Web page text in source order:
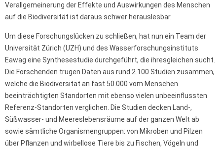
Verallgemeinerung der Effekte und Auswirkungen des Menschen
auf die Biodiversität ist daraus schwer herauslesbar.
Um diese Forschungslücken zu schließen, hat nun ein Team der
Universität Zürich (UZH) und des Wasserforschungsinstituts
Eawag eine Synthesestudie durchgeführt, die ihresgleichen sucht.
Die Forschenden trugen Daten aus rund 2.100 Studien zusammen,
welche die Biodiversität an fast 50.000 vom Menschen
beeinträchtigten Standorten mit ebenso vielen unbeeinflussten
Referenz-Standorten verglichen. Die Studien decken Land-,
Süßwasser- und Meereslebensräume auf der ganzen Welt ab
sowie sämtliche Organismengruppen: von Mikroben und Pilzen
über Pflanzen und wirbellose Tiere bis zu Fischen, Vögeln und